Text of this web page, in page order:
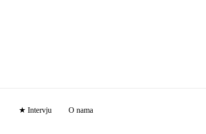
★ Intervju O nama